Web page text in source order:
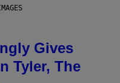
Gives
Tyler, The